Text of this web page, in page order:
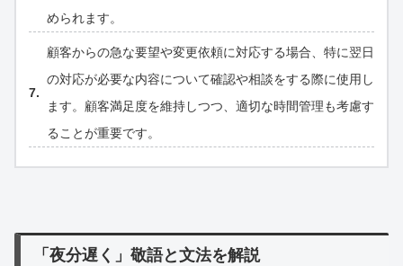
められます。
顧客からの急な要望や変更依頼に対応する場合、特に翌日
の対応が必要な内容について確認や相談をする際に使用し
ます。顧客満足度を維持しつつ、適切な時間管理も考慮す
ることが重要です。
「夜分遅く」敬語と文法を解説